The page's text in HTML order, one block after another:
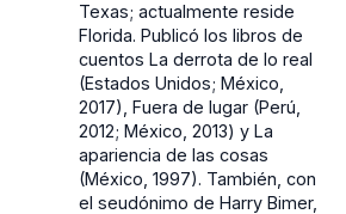
Texas; actualmente reside
Florida. Publicó los libros de
cuentos La derrota de lo real
(Estados Unidos; México,
2017), Fuera de lugar (Perú,
2012; México, 2013) y La
apariencia de las cosas
(México, 1997). También, con
el seudónimo de Harry Bimer,